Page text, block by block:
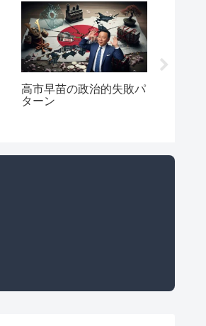
高市早苗の政治的失敗パ
ターン